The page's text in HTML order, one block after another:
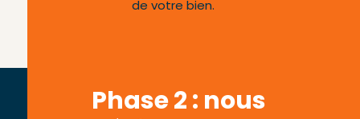
de votre bien.
Phase 2 : nous